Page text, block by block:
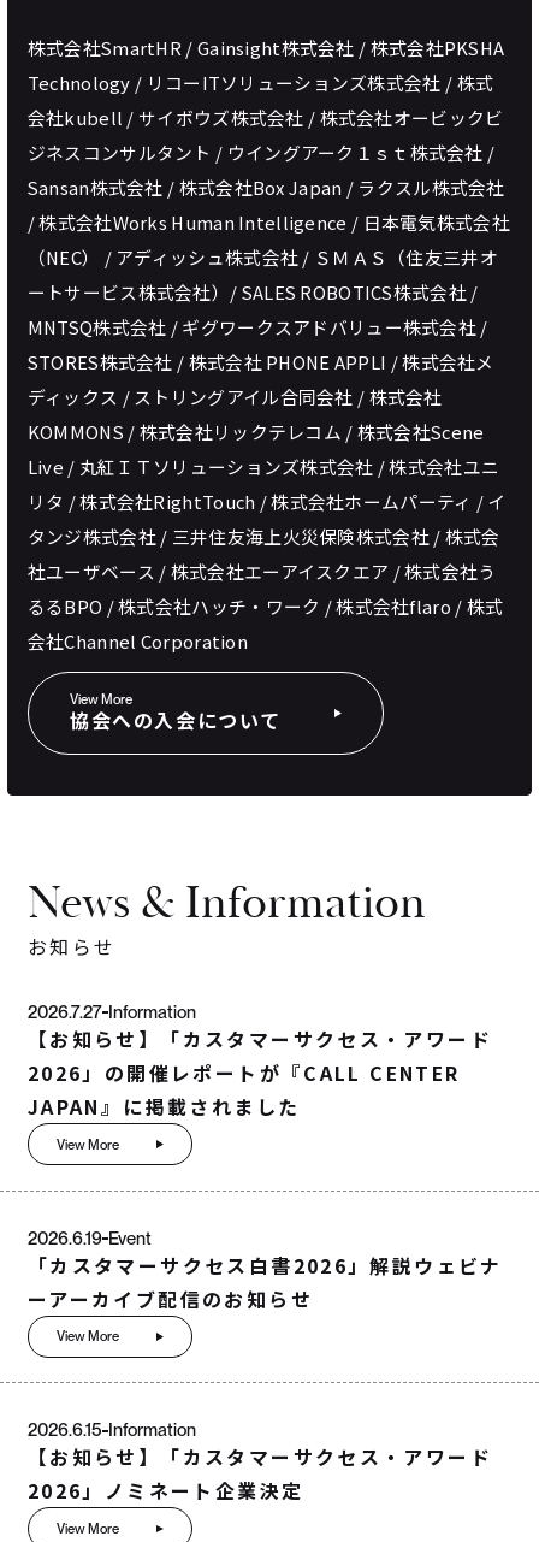
株式会社SmartHR / Gainsight株式会社 / 株式会社PKSHA
Technology / リコーITソリューションズ株式会社 / 株式
会社kubell / サイボウズ株式会社 / 株式会社オービックビ
ジネスコンサルタント / ウイングアーク１ｓｔ株式会社 /
Sansan株式会社 / 株式会社Box Japan / ラクスル株式会社
/ 株式会社Works Human Intelligence / 日本電気株式会社
（NEC） / アディッシュ株式会社 / ＳＭＡＳ（住友三井オ
ートサービス株式会社）/ SALES ROBOTICS株式会社 /
MNTSQ株式会社 / ギグワークスアドバリュー株式会社 /
STORES株式会社 / 株式会社 PHONE APPLI / 株式会社メ
ディックス / ストリングアイル合同会社 / 株式会社
KOMMONS / 株式会社リックテレコム / 株式会社Scene
Live / 丸紅ＩＴソリューションズ株式会社 / 株式会社ユニ
リタ / 株式会社RightTouch / 株式会社ホームパーティ / イ
タンジ株式会社 / 三井住友海上火災保険株式会社 / 株式会
社ユーザベース / 株式会社エーアイスクエア / 株式会社う
るるBPO / 株式会社ハッチ・ワーク / 株式会社flaro / 株式
会社Channel Corporation
View More
協会への入会について
News & Information
お知らせ
2026.7.27 Information
【お知らせ】「カスタマーサクセス・アワード
2026」の開催レポートが『CALL CENTER
JAPAN』に掲載されました
View More
2026.6.19 Event
「カスタマーサクセス白書2026」解説ウェビナ
ーアーカイブ配信のお知らせ
View More
2026.6.15 Information
【お知らせ】「カスタマーサクセス・アワード
2026」ノミネート企業決定
View More